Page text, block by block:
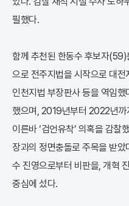
필했다.
함께 추천된 한동수 후보자
으로 전주지법을 시작으로 대
인천지법 부장판사 등을 역임
했으며, 2019년부터 2022년까
이른바 ‘검언유착’ 의혹을 감찰
장과의 정면충돌로 주목을 받
수 진영으로부터 비판을, 개혁
중심에 섰다.